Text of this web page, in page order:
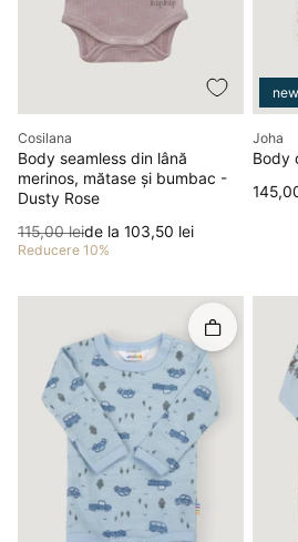
Body seamless din lână
merinos, mătase și bumbac -
Dusty Rose
Producător
Cosilana
Preț
115,00 lei
Preț redusde la 103,50 lei
Reducere 10%
Body
new
Joha
Preț
Rapid în coș